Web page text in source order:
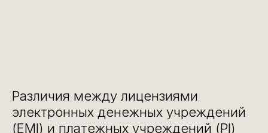
Различия между лицензиями
электронных денежных учреждений
(EMI) и платежных учреждений (PI)